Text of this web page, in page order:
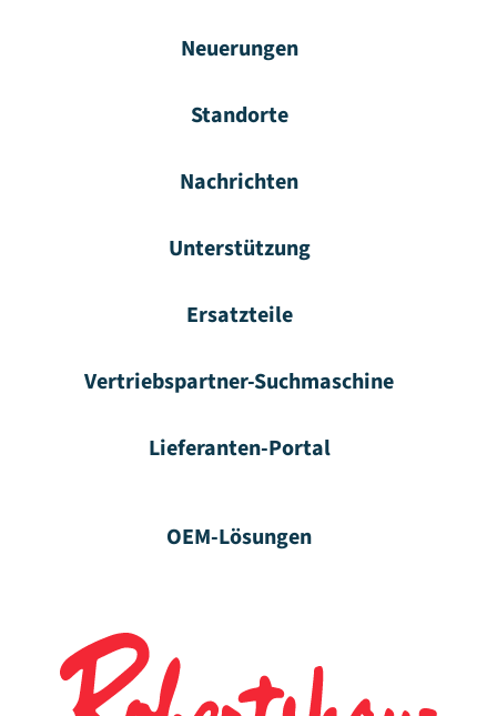
Neuerungen
Standorte
Nachrichten
Unterstützung
Ersatzteile
Vertriebspartner-Suchmaschine
Lieferanten-Portal
OEM-Lösungen